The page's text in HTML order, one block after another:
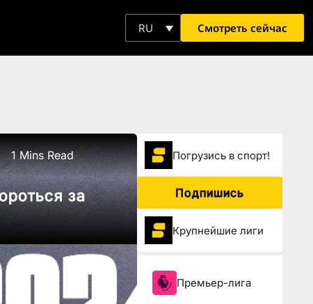
RU Смотреть сейчас
1 Mins Read
за
Погрузиcь в спорт!
Подпишись
Крупнейшие лиги
Премьер-лига